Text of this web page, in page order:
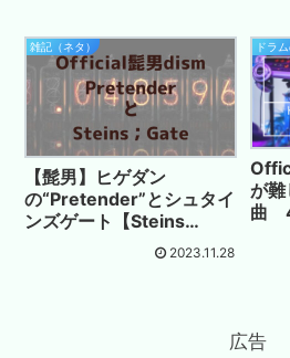
雑記（ネタ）
【髭男】ヒゲダン
の“Pretender”とシュタイ
ンズゲート【Steins
2023.11.28
ドラ
が難
曲
広告